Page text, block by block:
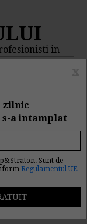
in
scapa
de
zilnic
s-a intamplat
Sunt de
Regulamentul UE